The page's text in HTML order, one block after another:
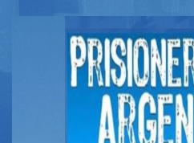
Buscador
Documentos